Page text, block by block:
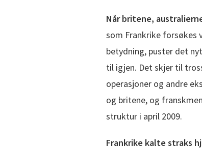
Når britene,
som Frankrike forsøkes
betydning, puster det
til igjen. Det skjer til
operasjoner og andre
og britene, og
struktur i april 2009.
Frankrike kalte straks